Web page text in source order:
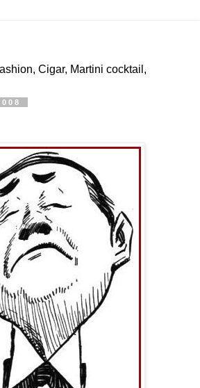
Cigar, Martini cocktail,